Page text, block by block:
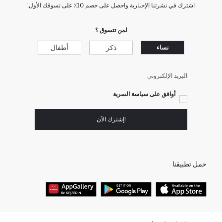
اشترك في نشرتنا الإخبارية واحصل على خصم 10٪ على تسوقك الأول!
لمن تتسوق ؟
نساء ذكر أطفال
البريد الإلكتروني
أوافق على سياسة السرية
!إشترك الآن
حمل تطبيقنا
أفضل الفئات